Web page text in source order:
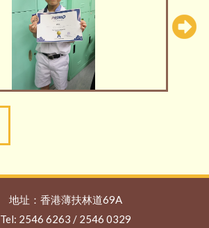
地址：香港薄扶林道69A
Tel: 2546 6263 / 2546 0329